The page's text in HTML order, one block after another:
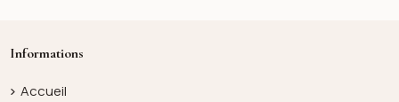
Informations
Accueil